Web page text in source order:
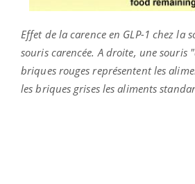
Effet de la carence en GLP-1 chez la
souris carencée. A droite, une souris
briques rouges représentent les
les briques grises les aliments